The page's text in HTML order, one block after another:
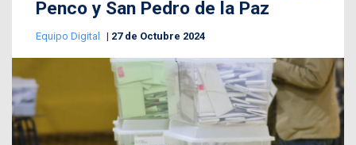
Penco y San Pedro de la Paz
Equipo Digital 27 de Octubre 2024